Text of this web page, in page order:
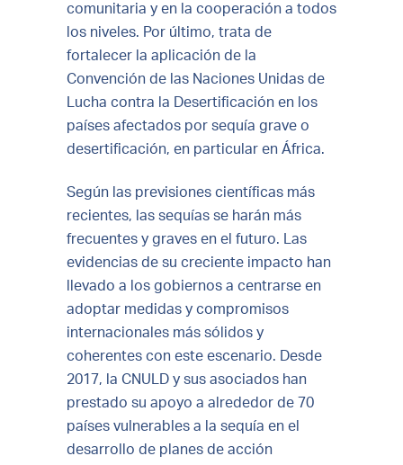
comunitaria y en la cooperación a todos
los niveles. Por último, trata de
fortalecer la aplicación de la
Convención de las Naciones Unidas de
Lucha contra la Desertificación en los
países afectados por sequía grave o
desertificación, en particular en África.
Según las previsiones científicas más
recientes, las sequías se harán más
frecuentes y graves en el futuro. Las
evidencias de su creciente impacto han
llevado a los gobiernos a centrarse en
adoptar medidas y compromisos
internacionales más sólidos y
coherentes con este escenario. Desde
2017, la CNULD y sus asociados han
prestado su apoyo a alrededor de 70
países vulnerables a la sequía en el
desarrollo de planes de acción